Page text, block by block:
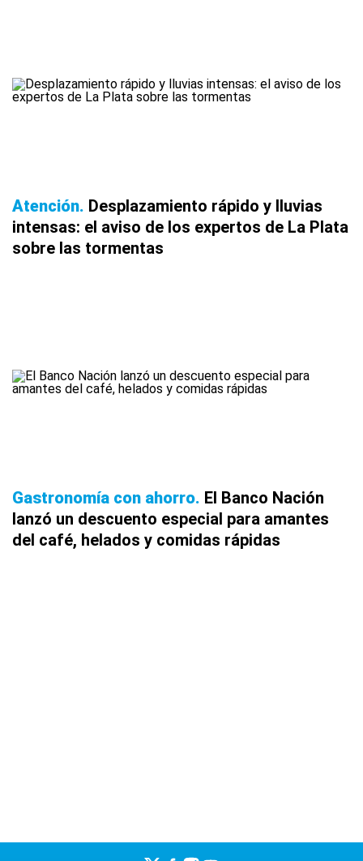
Atención Desplazamiento rápido y lluvias
intensas: el aviso de los expertos de La Plata
sobre las tormentas
Gastronomía con ahorro El Banco Nación
lanzó un descuento especial para amantes
del café, helados y comidas rápidas